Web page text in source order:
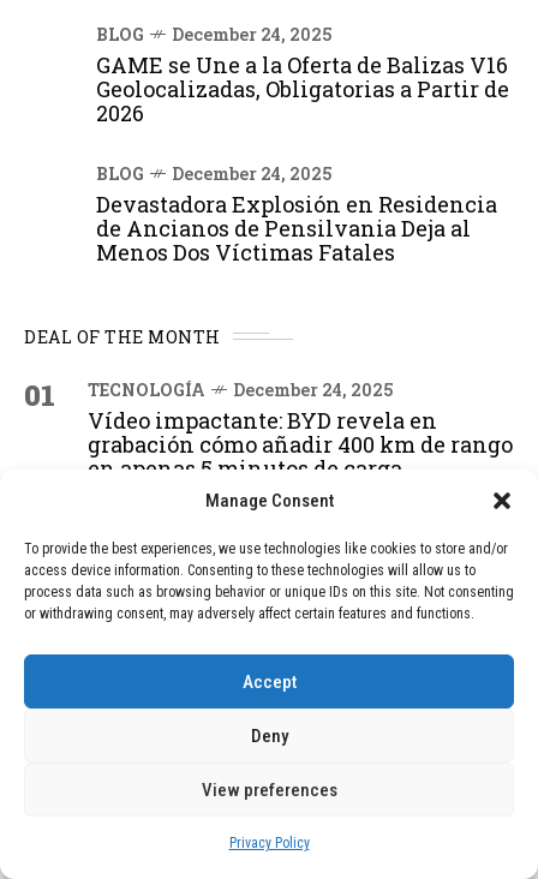
Manage Consent
To provide the best experiences, we use technologies like cookies to store and/or
access device information. Consenting to these technologies will allow us to
process data such as browsing behavior or unique IDs on this site. Not consenting
or withdrawing consent, may adversely affect certain features and functions.
Accept
Deny
View preferences
Privacy Policy
BLOG December 24, 2025
GAME se Une a la Oferta de Balizas V16
Geolocalizadas, Obligatorias a Partir de
2026
BLOG December 24, 2025
Devastadora Explosión en Residencia
de Ancianos de Pensilvania Deja al
Menos Dos Víctimas Fatales
DEAL OF THE MONTH
01 TECNOLOGÍA December 24, 2025
Vídeo impactante: BYD revela en
grabación cómo añadir 400 km de rango
en apenas 5 minutos de carga
02 TECNOLOGÍA February 9, 2026
Motor de 800 W, rango de 45 km y
ruedas todo terreno: este scooter cuesta
adquisición impresionante
December 24, 2025
Geolocalizadas, Obligatorias a Partir de